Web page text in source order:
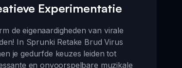
Experimentatie
de eigenaardigheden van virale
In Sprunki Retake Brud Virus
je gedurfde keuzes leiden tot
en onvoorspelbare muzikale